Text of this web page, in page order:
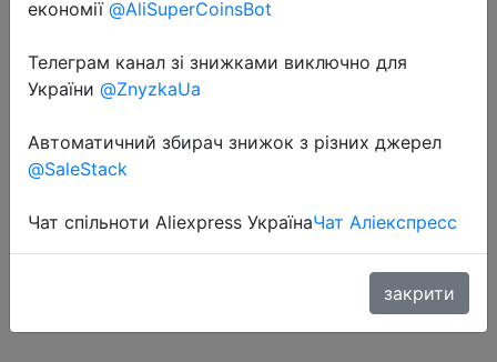
Перейти до магазину
Додаткова інформація відсутня.
Слідкуйте за знижками на мобільному, в телеграм
економії @AliSuperCoinsBot
Телеграм канал зі знижками виключно для
України @ZnyzkaUa
Автоматичний збирач знижок з різних джерел
@SaleStack
Чат спільноти Aliexpress УкраїнаЧат Аліекспресс
закрити